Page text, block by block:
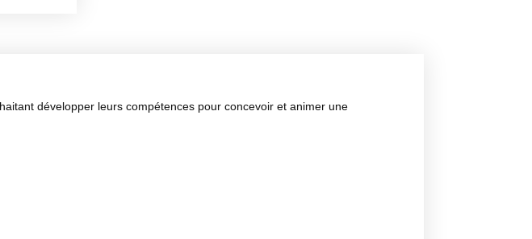
développer leurs compétences pour concevoir et animer une